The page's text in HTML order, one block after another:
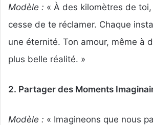
Modèle : « À des kilomètres de
cesse de te réclamer. Chaque
une éternité. Ton amour, même à
plus belle réalité. »
2. Partager des Moments
Modèle : « Imagineons que nous